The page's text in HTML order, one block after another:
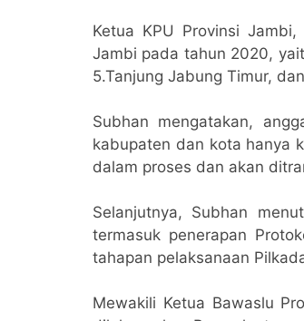
Ketua KPU Provinsi
Jambi pada tahun 2020,
5.Tanjung Jabung Timur,
Subhan mengatakan,
kabupaten dan kota hanya
dalam proses dan akan
Selanjutnya, Subhan
termasuk penerapan
tahapan pelaksanaan
Mewakili Ketua Bawaslu